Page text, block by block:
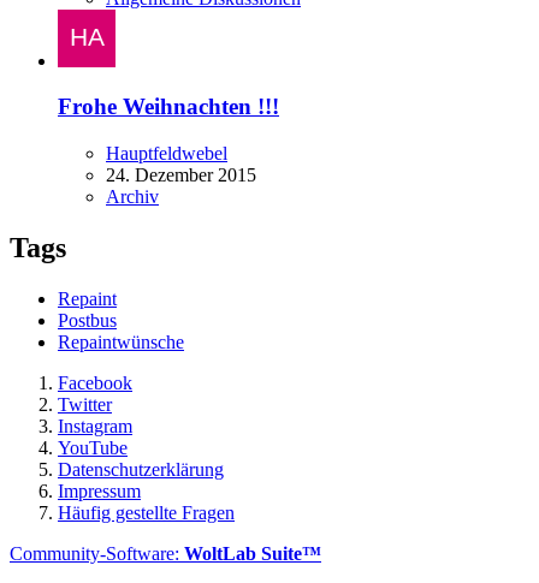
Frohe Weihnachten !!!
Hauptfeldwebel
24. Dezember 2015
Archiv
Tags
Repaint
Postbus
Repaintwünsche
Facebook
Twitter
Instagram
YouTube
Datenschutzerklärung
Impressum
Häufig gestellte Fragen
Community-Software: WoltLab Suite™